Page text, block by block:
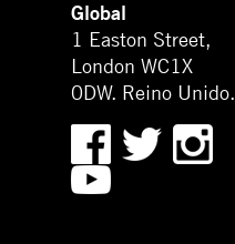
Global
1 Easton Street,
London WC1X
0DW. Reino Unido.